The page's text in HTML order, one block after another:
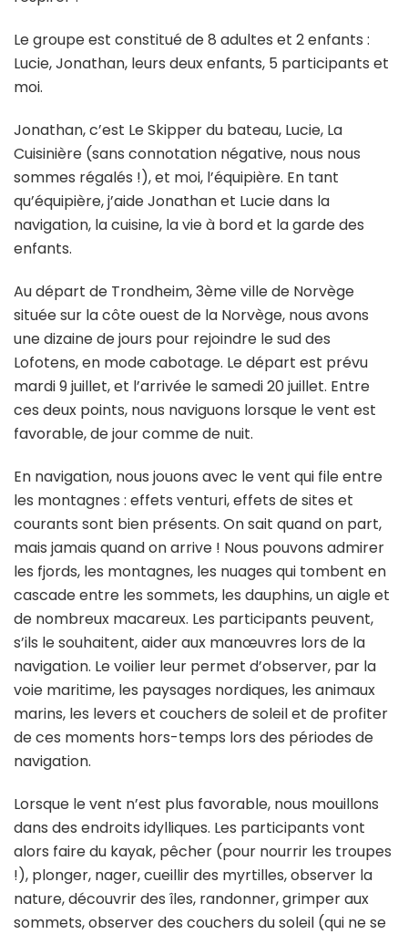
Le groupe est constitué de 8 adultes et 2 enfants :
Lucie, Jonathan, leurs deux enfants, 5 participants et
moi.
Jonathan, c’est Le Skipper du bateau, Lucie, La
Cuisinière (sans connotation négative, nous nous
sommes régalés !), et moi, l’équipière. En tant
qu’équipière, j’aide Jonathan et Lucie dans la
navigation, la cuisine, la vie à bord et la garde des
enfants.
Au départ de Trondheim, 3ème ville de Norvège
située sur la côte ouest de la Norvège, nous avons
une dizaine de jours pour rejoindre le sud des
Lofotens, en mode cabotage. Le départ est prévu
mardi 9 juillet, et l’arrivée le samedi 20 juillet. Entre
ces deux points, nous naviguons lorsque le vent est
favorable, de jour comme de nuit.
En navigation, nous jouons avec le vent qui file entre
les montagnes : effets venturi, effets de sites et
courants sont bien présents. On sait quand on part,
mais jamais quand on arrive ! Nous pouvons admirer
les fjords, les montagnes, les nuages qui tombent en
cascade entre les sommets, les dauphins, un aigle et
de nombreux macareux. Les participants peuvent,
s’ils le souhaitent, aider aux manœuvres lors de la
navigation. Le voilier leur permet d’observer, par la
voie maritime, les paysages nordiques, les animaux
marins, les levers et couchers de soleil et de profiter
de ces moments hors-temps lors des périodes de
navigation.
Lorsque le vent n’est plus favorable, nous mouillons
dans des endroits idylliques. Les participants vont
alors faire du kayak, pêcher (pour nourrir les troupes
!), plonger, nager, cueillir des myrtilles, observer la
nature, découvrir des îles, randonner, grimper aux
sommets, observer des couchers du soleil (qui ne se